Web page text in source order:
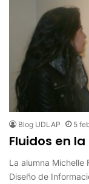
Blog UDLAP 5
Fluidos en
La alumna Michelle
Diseño de